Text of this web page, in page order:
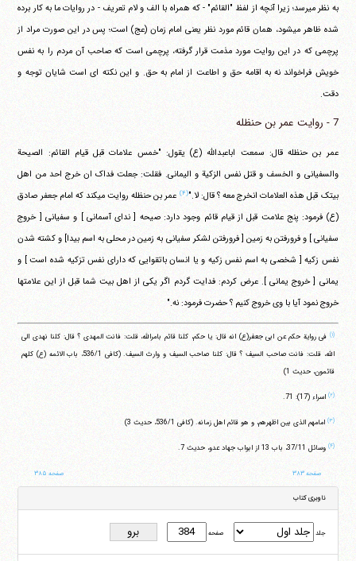
به نظر می‎رسد؛ زیرا آنچه از لفظ "القائم" - که همراه با الف و لام تعریف - در روایات ما به کار برده
شده ظاهر می‎شود، همان قائم مورد نظر یعنی امام زمان (عج) است؛ پس در این صورت مراد از
پرچمی که در این روایت مورد مذمت قرار گرفته، پرچمی است که صاحب آن مردم را به نفس
خویش فراخواند نه به اقامه حق و اطاعت از امام به حق. و این نکته ای است شایان توجه و
دقت.
7 - روایت عمر بن حنظله
عمر بن حنظله قال: سمعت اباعبدالله (ع) یقول: "خمس علامات قبل قیام القائم: الصیحة
والسفیانی و الخسف و قتل نفس الزکیة و الیمانی. فقلت: جعلت فداک ان خرج احد من اهل
بیتک قبل هذه العلامات انخرج معه ؟ قال: لا."(۴)
عمر بن حنظله روایت می‎کند که امام جعفر صادق
(ع) فرمود: پنج علامت قبل از قیام قائم وجود دارد: صیحه [ ندای آسمانی ] و سفیانی [ خروج
سفیانی ] و فرورفتن به زمین [ فرورفتن لشکر سفیانی به زمین در محلی به اسم بیدا] و کشته شدن
نفس زکیه [ شخصی به اسم نفس زکیه و یا انسان باتقوایی که دارای نفس تزکیه شده است ] و
یمانی [ خروج یمانی ]. عرض کردم: فدایت گردم اگر یکی از اهل بیت شما قبل از این علامتها
خروج نمود آیا با وی خروج کنیم ؟ حضرت فرمود: نه."
(۱)
فی روایة حکم عن ابی جعفر(ع) انه قال: یا حکم، کلنا قائم بامرالله، قلت: فانت المهدی ؟ قال: کلنا نهدی الی
الله، قلت: فانت صاحب السیف ؟ قال: کلنا صاحب السیف و وارث السیف. (کافی ‏536/1، باب الائمه (ع) کلهم
قائمون، حدیث 1)
(۲) اسراء (17): 71.
(۳) امامهم الذی بین اظهرهم، و هو قائم اهل زمانه. (کافی ‏536/1، حدیث 3)
(۴) وسائل ‏37/11، باب 13 از ابواب جهاد عدو، حدیث 7.
صفحه ۳۸۳ صفحه ۳۸۵
ناوبری کتاب
جلد صفحه